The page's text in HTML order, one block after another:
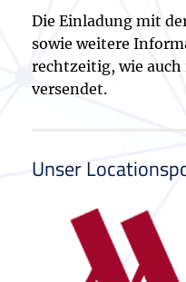
Die Einladung mit
sowie weitere
rechtzeitig, wie
versendet.
Unser